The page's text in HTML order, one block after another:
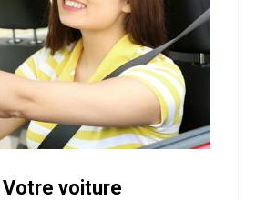
Votre voiture